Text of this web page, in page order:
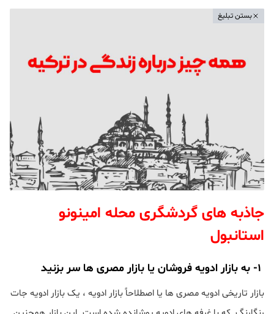
بستن تبلیغ
جاذبه های گردشگری محله امینونو
استانبول
بازار تاریخی ادویه مصری ها یا اصطلاحاً بازار ادویه ، یک بازار ادویه جات